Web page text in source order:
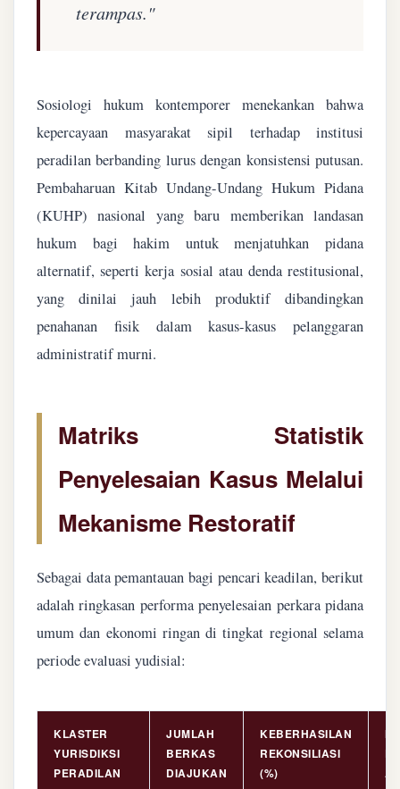
terampas."
Sosiologi hukum kontemporer menekankan bahwa
kepercayaan masyarakat sipil terhadap institusi
peradilan berbanding lurus dengan konsistensi putusan.
Pembaharuan Kitab Undang-Undang Hukum Pidana
(KUHP) nasional yang baru memberikan landasan
hukum bagi hakim untuk menjatuhkan pidana
alternatif, seperti kerja sosial atau denda restitusional,
yang dinilai jauh lebih produktif dibandingkan
penahanan fisik dalam kasus-kasus pelanggaran
administratif murni.
Matriks Statistik
Penyelesaian Kasus Melalui
Mekanisme Restoratif
Sebagai data pemantauan bagi pencari keadilan, berikut
adalah ringkasan performa penyelesaian perkara pidana
umum dan ekonomi ringan di tingkat regional selama
periode evaluasi yudisial:
KLASTER
YURISDIKSI
PERADILAN
JUMLAH
BERKAS
DIAJUKAN
KEBERHASILAN
REKONSILIASI
(%)